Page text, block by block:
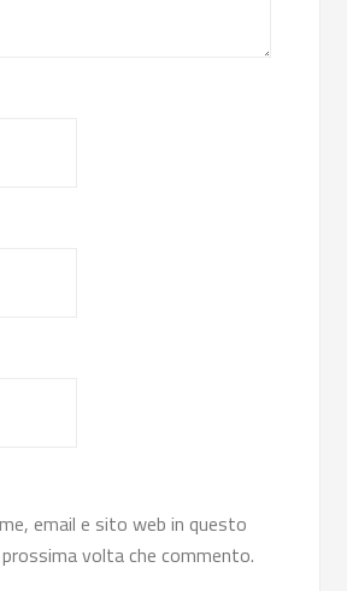
email e sito web in questo
volta che commento.